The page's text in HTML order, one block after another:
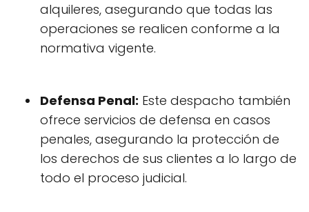
alquileres, asegurando que todas las
operaciones se realicen conforme a la
normativa vigente.
Defensa Penal: Este despacho también
ofrece servicios de defensa en casos
penales, asegurando la protección de
los derechos de sus clientes a lo largo de
todo el proceso judicial.